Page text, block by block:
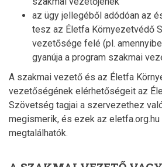
az ügy jellegéből adódóan az
tesz az Életfa Környezetvédő
vezetősége felé (pl.
gyanúja a program szakmai
A szakmai vezető és az Életfa
vezetőségének elérhetőségeit az
Szövetség tagjai a szervezethez
megismerik, és ezek az
megtalálhatók.